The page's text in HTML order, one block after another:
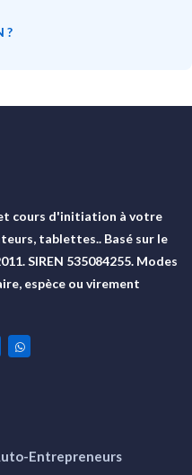
?
cours d'initiation à votre
tablettes.. Basé sur le
SIREN 535084255. Modes
espèce ou virement
Entrepreneurs